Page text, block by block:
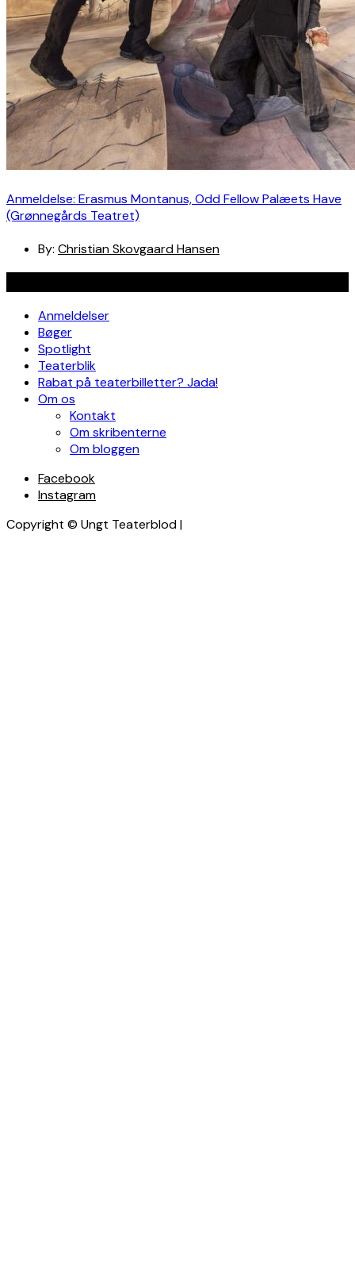
Anmeldelse: Erasmus Montanus, Odd Fellow Palæets Have
(Grønnegårds Teatret)
By: Christian Skovgaard Hansen
Anmeldelser
Bøger
Spotlight
Teaterblik
Rabat på teaterbilletter? Jada!
Om os
Kontakt
Om skribenterne
Om bloggen
Facebook
Instagram
Copyright © Ungt Teaterblod |